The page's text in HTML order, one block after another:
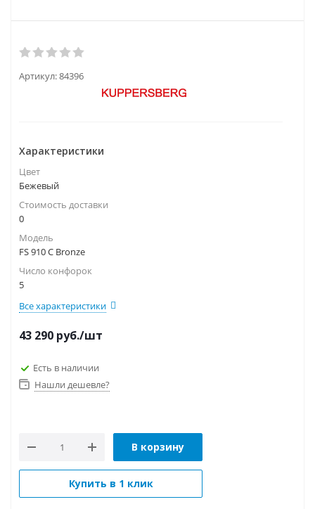
Артикул:84396
Характеристики
Цвет
Бежевый
Стоимость доставки
0
Модель
FS 910 C Bronze
Число конфорок
5
Все характеристики
43 290 руб./шт
Есть в наличии
Нашли дешевле?
В корзину
Купить в 1 клик